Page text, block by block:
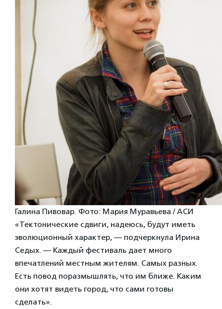
Галина Пивовар. Фото: Мария Муравьева / АСИ
«Тектонические сдвиги, надеюсь, будут иметь
эволюционный характер, — подчеркнула Ирина
Седых. — Каждый фестиваль дает много
впечатлений местным жителям. Самых разных.
Есть повод поразмышлять, что им ближе. Каким
они хотят видеть город, что сами готовы
сделать».